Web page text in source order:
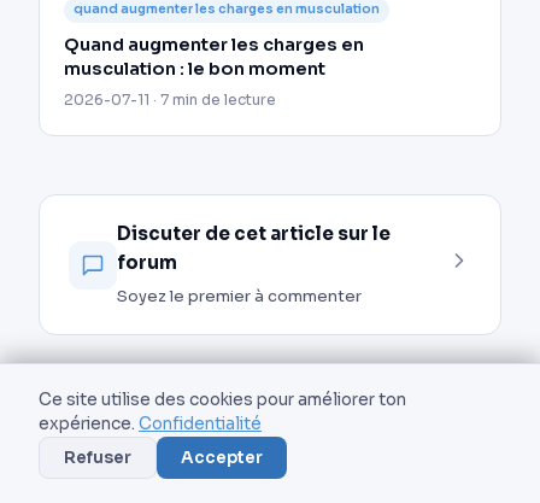
quand augmenter les charges en musculation
Quand augmenter les charges en
musculation : le bon moment
2026-07-11 · 7 min de lecture
Discuter de cet article sur le
forum
Soyez le premier à commenter
Cet article t’a plu ?
Ce site utilise des cookies pour améliorer ton
expérience. Confidentialité
Refuser
Accepter